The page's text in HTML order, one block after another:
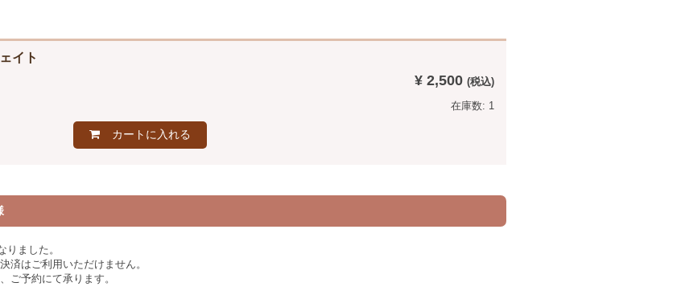
イト
¥ 2,500
在庫数: 1
カートに入れる
ました。
済はご利用いただけません。
ご予約にて承ります。